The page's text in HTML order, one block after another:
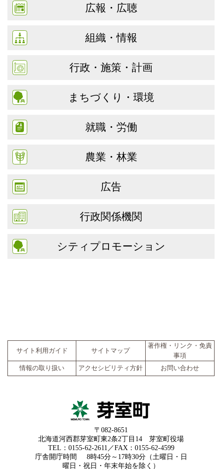
広報・広聴
組織・情報
行政・施策・計画
まちづくり・環境
就職・労働
農業・林業
広告
行政関係機関
シティプロモーション
サイト利用ガイド サイトマップ
著作権・リンク・免責
事項
情報の取り扱い
アクセシビリティ方針 お問い合わせ
〒082-8651
北海道河西郡芽室町東2条2丁目14 芽室町役場
TEL：0155-62-2611／FAX：0155-62-4599
庁舎開庁時間
8時45分～17時30分（土曜日・日
曜日・祝日・年末年始を除く）